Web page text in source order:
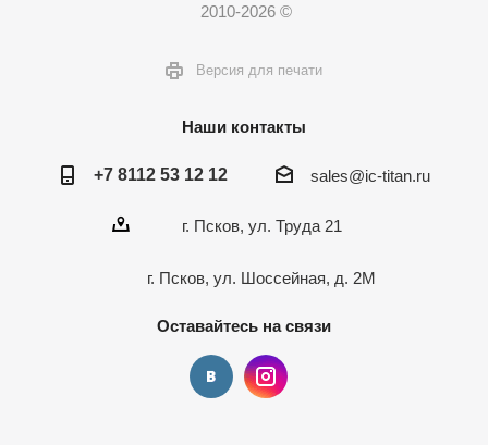
2010-2026 ©
Версия для печати
Наши контакты
+7 8112 53 12 12 sales@ic-titan.ru
г. Псков, ул. Труда 21
г. Псков, ул. Шоссейная, д. 2М
Оставайтесь на связи